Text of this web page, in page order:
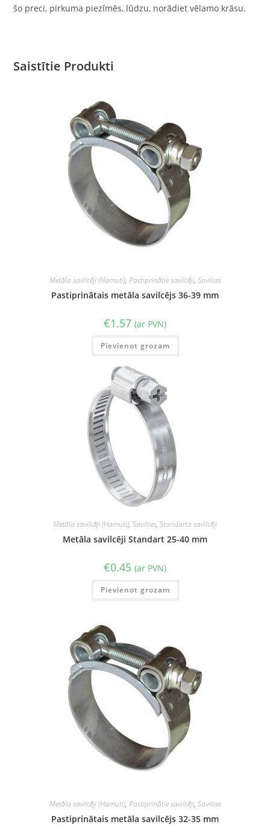
šo preci, pirkuma piezīmēs, lūdzu, norādiet vēlamo krāsu.
Saistītie Produkti
Metāla savilcēji (Hamuti), Pastiprinātie savilcēji, Savilces
Pastiprinātais metāla savilcējs 36-39 mm
€1.57 (ar PVN)
Pievienot grozam
Metāla savilcēji (Hamuti), Savilces, Standarta savilcēji
Metāla savilcēji Standart 25-40 mm
€0.45 (ar PVN)
Pievienot grozam
Metāla savilcēji (Hamuti), Pastiprinātie savilcēji, Savilces
Pastiprinātais metāla savilcējs 32-35 mm